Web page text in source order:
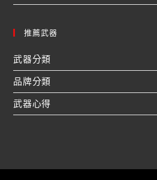
推薦武器
武器分類
品牌分類
武器心得